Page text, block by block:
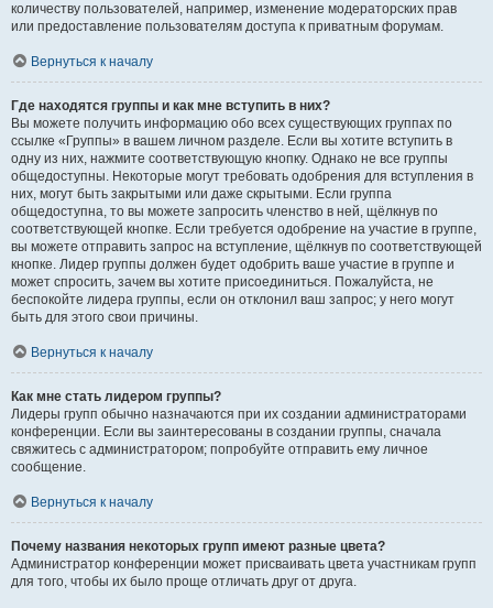
количеству пользователей, например, изменение модераторских прав
или предоставление пользователям доступа к приватным форумам.
Вернуться к началу
Где находятся группы и как мне вступить в них?
Вы можете получить информацию обо всех существующих группах по
ссылке «Группы» в вашем личном разделе. Если вы хотите вступить в
одну из них, нажмите соответствующую кнопку. Однако не все группы
общедоступны. Некоторые могут требовать одобрения для вступления в
них, могут быть закрытыми или даже скрытыми. Если группа
общедоступна, то вы можете запросить членство в ней, щёлкнув по
соответствующей кнопке. Если требуется одобрение на участие в группе,
вы можете отправить запрос на вступление, щёлкнув по соответствующей
кнопке. Лидер группы должен будет одобрить ваше участие в группе и
может спросить, зачем вы хотите присоединиться. Пожалуйста, не
беспокойте лидера группы, если он отклонил ваш запрос; у него могут
быть для этого свои причины.
Вернуться к началу
Как мне стать лидером группы?
Лидеры групп обычно назначаются при их создании администраторами
конференции. Если вы заинтересованы в создании группы, сначала
свяжитесь с администратором; попробуйте отправить ему личное
сообщение.
Вернуться к началу
Почему названия некоторых групп имеют разные цвета?
Администратор конференции может присваивать цвета участникам групп
для того, чтобы их было проще отличать друг от друга.